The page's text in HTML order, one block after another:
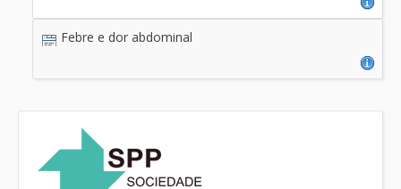
Febre e dor abdominal